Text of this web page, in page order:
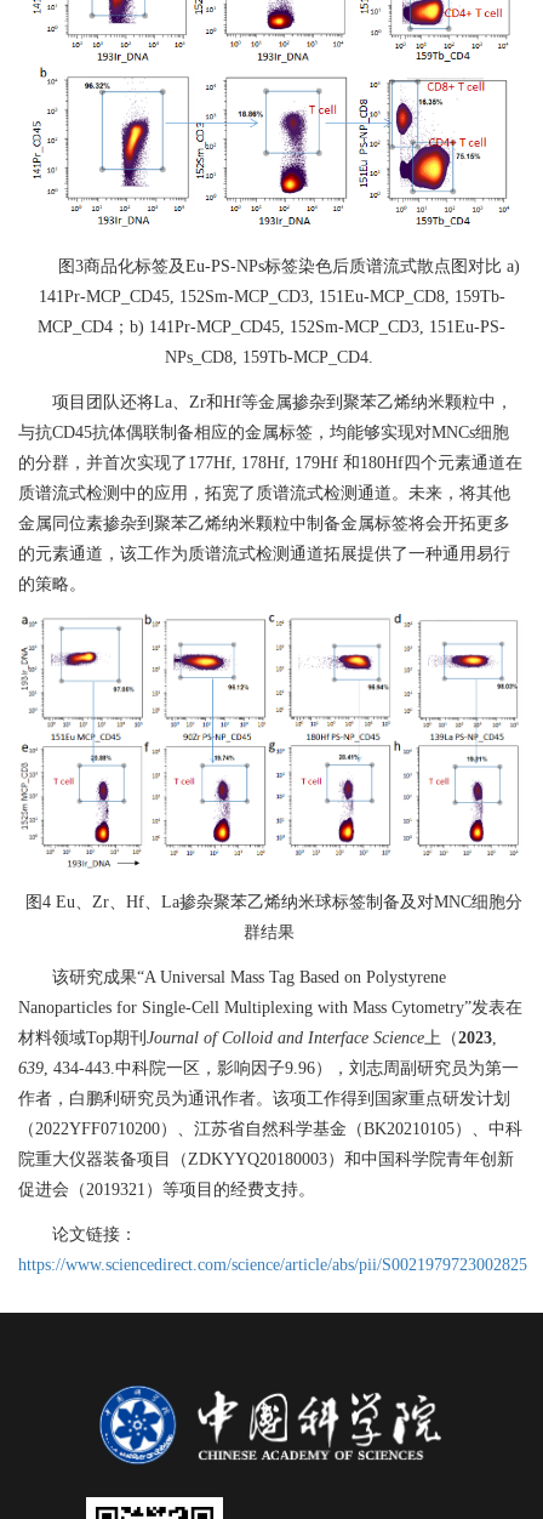
图3商品化标签及Eu-PS-NPs标签染色后质谱流式散点图对比 a)
141Pr-MCP_CD45, 152Sm-MCP_CD3, 151Eu-MCP_CD8, 159Tb-
MCP_CD4 ； b) 141Pr-MCP_CD45, 152Sm-MCP_CD3, 151Eu-PS-
NPs_CD8, 159Tb-MCP_CD4.
项目团队还将La Zr和Hf等金属掺杂到聚苯乙烯纳米颗粒中，
与抗CD45抗体偶联制备相应的金属标签，均能够实现对MNCs细胞
的分群，并首次实现了 177Hf, 178Hf, 179Hf 和180Hf四个元素通道在
质谱流式检测中的应用，拓宽了质谱流式检测通道。未来，将其他
金属同位素掺杂到聚苯乙烯纳米颗粒中制备金属标签将会开拓更多
的元素通道，该工作为质谱流式检测通道拓展提供了一种通用易行
的策略。
图 4 Eu Zr Hf La掺杂聚苯乙烯纳米球标签制备及对MNC细胞分
群结果
该研究成果“A Universal Mass Tag Based on Polystyrene
Nanoparticles for Single-Cell Multiplexing with Mass Cytometry”发表在
材料领域Top期刊 Journal of Colloid and Interface Science 上（2023
639 , 434-443. 中科院一区，影响因子9.96），刘志周副研究员为第一
作者，白鹏利研究员为通讯作者。该项工作得到国家重点研发计划
（ 2022YFF0710200）、江苏省自然科学基金（BK20210105）、中科
院重大仪器装备项目（ ZDKYYQ20180003）和中国科学院青年创新
促进会（ 2019321 ）等项目的经费支持。
论文链接：
https://www.sciencedirect.com/science/article/abs/pii/S0021979723002825